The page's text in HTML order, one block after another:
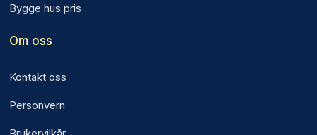
Bygge hus pris
Om oss
Kontakt oss
Personvern